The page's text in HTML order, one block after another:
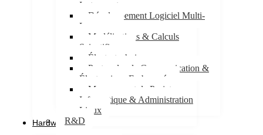
Instruments
Développement Logiciel Multi-
Langages
Modélisations & Calculs
Scientifiques
Électrotechnique
Protocoles de Communication &
Électronique Embarquée
Management de Projet
Informatique & Administration
Linux
R&D
Hardware